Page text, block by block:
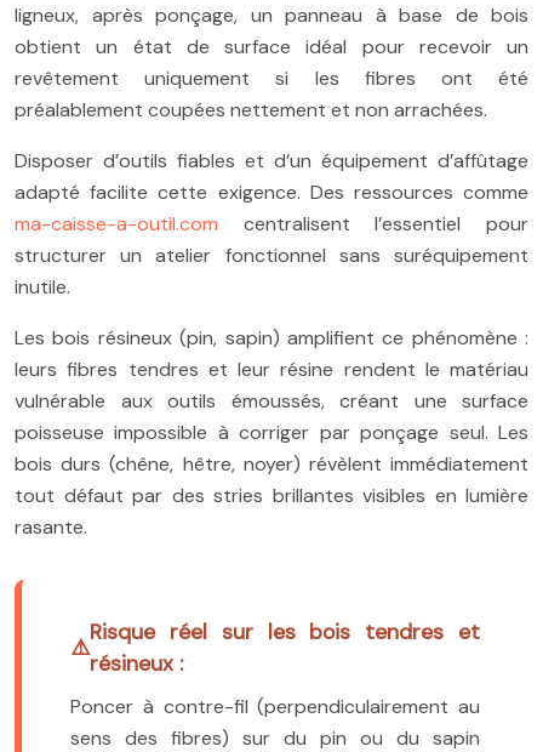
ligneux, après ponçage, un panneau à base de bois
obtient un état de surface idéal pour recevoir un
revêtement uniquement si les fibres ont été
préalablement coupées nettement et non arrachées.
Disposer d’outils fiables et d’un équipement d’affûtage
adapté facilite cette exigence. Des ressources comme
ma-caisse-a-outil.com centralisent l’essentiel pour
structurer un atelier fonctionnel sans suréquipement
inutile.
Les bois résineux (pin, sapin) amplifient ce phénomène :
leurs fibres tendres et leur résine rendent le matériau
vulnérable aux outils émoussés, créant une surface
poisseuse impossible à corriger par ponçage seul. Les
bois durs (chêne, hêtre, noyer) révèlent immédiatement
tout défaut par des stries brillantes visibles en lumière
rasante.
Risque réel sur les bois tendres et
résineux :
Poncer à contre-fil (perpendiculairement au
sens des fibres) sur du pin ou du sapin